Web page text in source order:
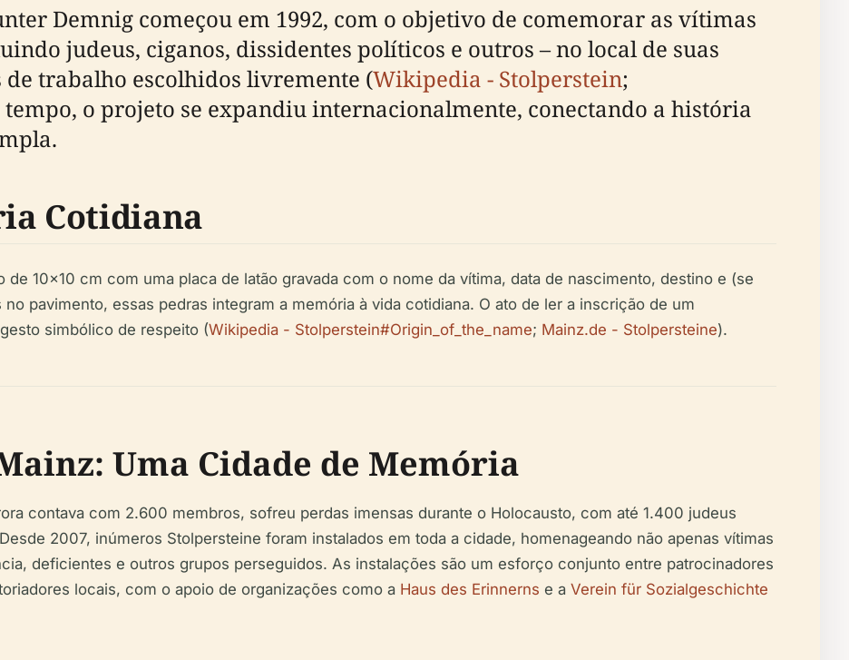
Demnig começou em 1992, com o objetivo de comemorar as vítimas
judeus, ciganos, dissidentes políticos e outros – no local de suas
trabalho escolhidos livremente (Wikipedia - Stolperstein;
tempo, o projeto se expandiu internacionalmente, conectando a história
Cotidiana
10x10 cm com uma placa de latão gravada com o nome da vítima, data de nascimento, destino e (se
pavimento, essas pedras integram a memória à vida cotidiana. O ato de ler a inscrição de um
simbólico de respeito (Wikipedia - Stolperstein#Origin_of_the_name; Mainz.de - Stolpersteine).
Uma Cidade de Memória
contava com 2.600 membros, sofreu perdas imensas durante o Holocausto, com até 1.400 judeus
2007, inúmeros Stolpersteine foram instalados em toda a cidade, homenageando não apenas vítimas
deficientes e outros grupos perseguidos. As instalações são um esforço conjunto entre patrocinadores
locais, com o apoio de organizações como a Haus des Erinnerns e a Verein für Sozialgeschichte